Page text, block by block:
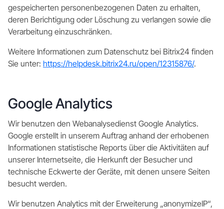
gespeicherten personenbezogenen Daten zu erhalten,
deren Berichtigung oder Löschung zu verlangen sowie die
Verarbeitung einzuschränken.
Weitere Informationen zum Datenschutz bei Bitrix24 finden
Sie unter: https://helpdesk.bitrix24.ru/open/12315876/.
Google Analytics
Wir benutzen den Webanalysedienst Google Analytics.
Google erstellt in unserem Auftrag anhand der erhobenen
Informationen statistische Reports über die Aktivitäten auf
unserer Internetseite, die Herkunft der Besucher und
technische Eckwerte der Geräte, mit denen unsere Seiten
besucht werden.
Wir benutzen Analytics mit der Erweiterung „anonymizeIP“,